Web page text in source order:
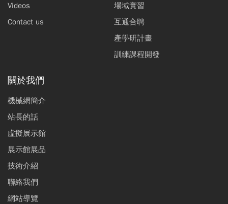
Videos
Contact us
場域實習
互通合聘
產學研計畫
訓練課程開發
關於我們
機械網簡介
站長的話
虛擬展示館
展示館展品
技術介紹
聯絡我們
網站導覽